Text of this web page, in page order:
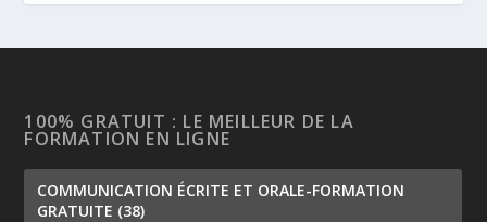
100% GRATUIT : LE MEILLEUR DE LA
FORMATION EN LIGNE
COMMUNICATION ÉCRITE ET ORALE-FORMATION
GRATUITE (38)